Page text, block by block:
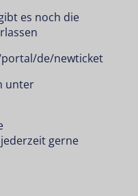
es noch die
de/newticket
unter
gerne